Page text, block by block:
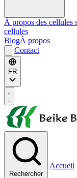
À propos des cellules
cellules
BlogÀ propos
Contact
FR
Rechercher
Accueil